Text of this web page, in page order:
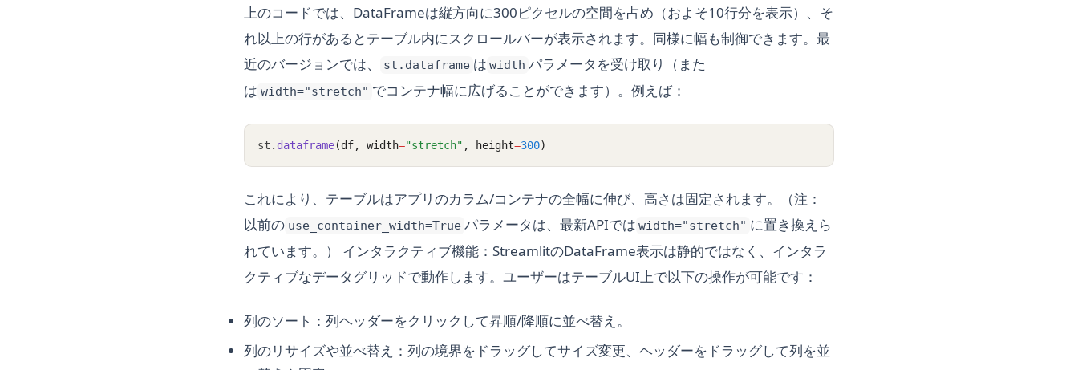
上のコードでは、DataFrameは縦方向に300ピクセルの空間を占め（およそ10行分を表示）、そ
れ以上の行があるとテーブル内にスクロールバーが表示されます。同様に幅も制御できます。最
近のバージョンでは、
st.dataframe は width パラメータを受け取り（また
は width="stretch" でコンテナ幅に広げることができます）。例えば：
st . dataframe(df, width="stretch" , height=300)
これにより、テーブルはアプリのカラム/コンテナの全幅に伸び、高さは固定されます。（注：
以前の use_container_width=True パラメータは、最新APIでは width="stretch" に置き換えら
れています。） インタラクティブ機能：StreamlitのDataFrame表示は静的ではなく、インタラ
クティブなデータグリッドで動作します。ユーザーはテーブルUI上で以下の操作が可能です：
列のソート：列ヘッダーをクリックして昇順/降順に並べ替え。
列のリサイズや並べ替え：列の境界をドラッグしてサイズ変更、ヘッダーをドラッグして列を並